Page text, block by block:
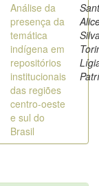
Análise da
presença da
temática
indígena em
repositórios
institucionais
das regiões
centro-oeste
e sul do
Brasil